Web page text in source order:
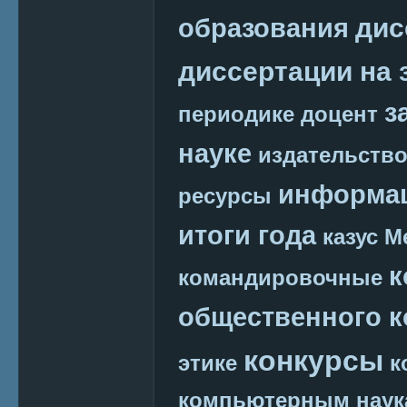
образования
диссертации на
периодике доцент
науке издательство
ресурсы
итоги года казус
командировочные
общественного
этике конкурсы
компьютерным